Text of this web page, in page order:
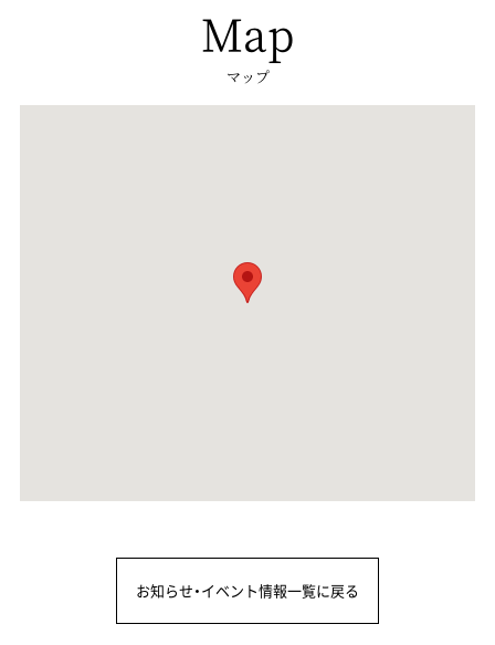
Map
マップ
お知らせ・イベント情報一覧に戻る